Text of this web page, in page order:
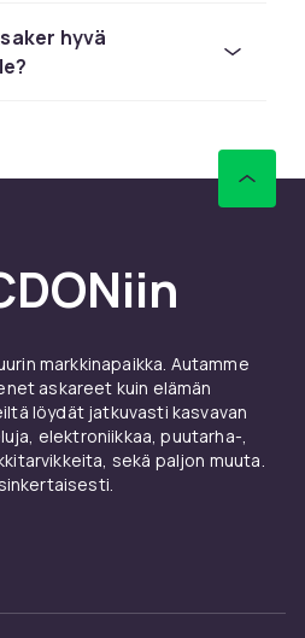
hintaan
lelun lapsellesi.
hintaan
asiakasarvioita
lelun lapsellesi.
opi:ä LEGOlta, Barbielta
asiakasarvioita
lelun lapsellesi.
hyvä
markkinapaikka. Autamme
askareet kuin elämän
löydät jatkuvasti kasvavan
elektroniikkaa, puutarha-,
sekä paljon muuta.